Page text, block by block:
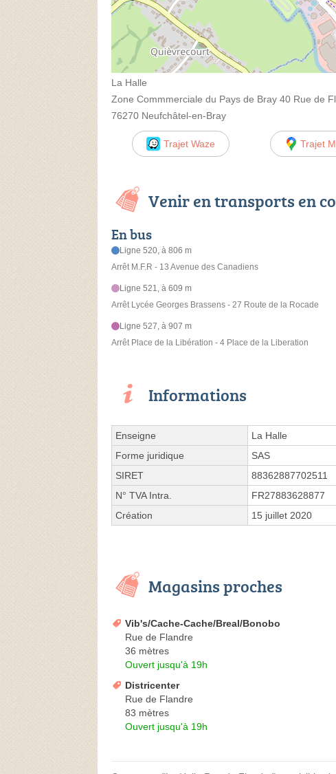
La Halle
Zone Commmerciale du Pays de Bray 40 Rue de
76270 Neufchâtel-en-Bray
Trajet Waze Trajet
Venir en transports en
En bus
Ligne 520, à 806 m
Arrêt M.F.R - 13 Avenue des Canadiens
Ligne 521, à 609 m
Arrêt Lycée Georges Brassens - 27 Route de la Rocade
Ligne 527, à 907 m
Arrêt Place de la Libération - 4 Place de la Liberation
Informations
Enseigne
La Halle
Forme juridique
SAS
SIRET
88362887702511
N° TVA Intra.
FR27883628877
Création
15 juillet 2020
Magasins proches
Vib's/Cache-Cache/Breal/Bonobo
Rue de Flandre
36 mètres
Ouvert jusqu'à 19h
Districenter
Rue de Flandre
83 mètres
Ouvert jusqu'à 19h